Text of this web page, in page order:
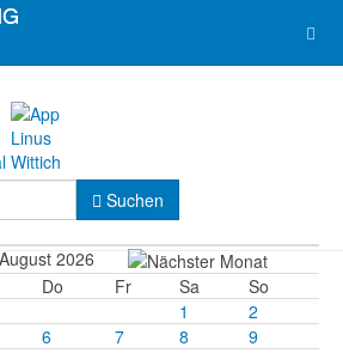
Suchen
August 2026
Do Fr Sa
So
1
2
6 7 8
9